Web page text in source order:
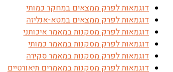
דוגמאות לפרק ממצאים במחקר כמותי
דוגמאות לפרק ממצאים במטא-אנליזה
דוגמאות לפרק מסקנות במאמר איכותני
דוגמאות לפרק מסקנות במאמר כמותי
דוגמאות לפרק מסקנות במאמר סקירה
דוגמאות לפרק מסקנות במאמרים תיאורטיים